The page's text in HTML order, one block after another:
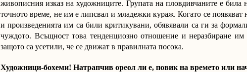
живописния изказ на художниците. Групата на пловдивчаните е била
точното време, не им е липсвал и младежки кураж. Когато се
и произведенията им са били критикувани, обявявали са ги за
чуждото. Всъщност това тенденциозно отношение и неразбиране им
защото са усетили, че се движат в правилната посока.
Художници-бохеми! Натрапчив ореол ли е, повик на времето или